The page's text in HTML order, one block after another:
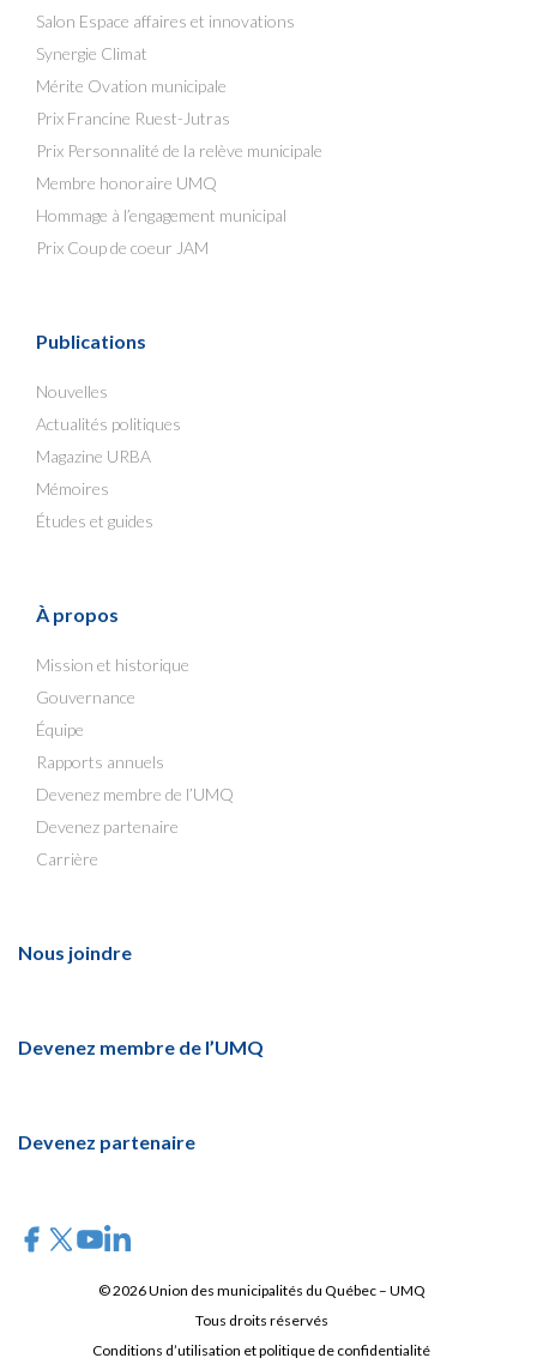
Salon Espace affaires et innovations
Synergie Climat
Mérite Ovation municipale
Prix Francine Ruest-Jutras
Prix Personnalité de la relève municipale
Membre honoraire UMQ
Hommage à l’engagement municipal
Prix Coup de coeur JAM
Publications
Nouvelles
Actualités politiques
Magazine URBA
Mémoires
Études et guides
À propos
Mission et historique
Gouvernance
Équipe
Rapports annuels
Devenez membre de l’UMQ
Devenez partenaire
Carrière
Nous joindre
Devenez membre de l’UMQ
Devenez partenaire
© 2026 Union des municipalités du Québec – UMQ
Tous droits réservés
Conditions d’utilisation et politique de confidentialité